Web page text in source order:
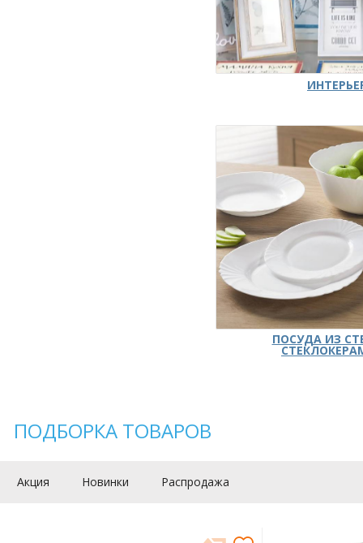
ПОСУДА ИЗ
ПОДБОРКА ТОВАРОВ
Акция Новинки Распродажа